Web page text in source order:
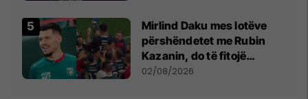
Mirlind Daku mes lotëve
përshëndetet me Rubin
Kazanin, do të fitojë
miliona te Spartak Moska
02/08/2026